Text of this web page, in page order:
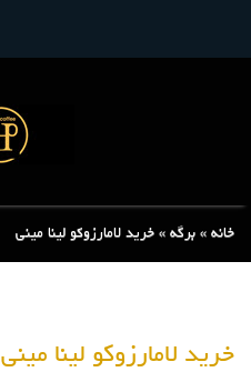
خانه » برگه » خرید لامارزوکو لینا مینی
خرید لامارزوکو لینا مینی